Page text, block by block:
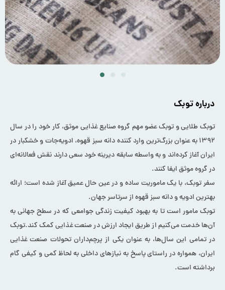
درباره توبک
توبک طلایی و توبک عضو مهم گروه صنایع غذایی موثق، کار خود را در سال
۱۳۹۲ به عنوان بزرگ‌ترین وارد کننده دانه سبز قهوه، ادویه‌جات و خشکبار در
ایران آغاز کرده‌اند و به واسطه سابقه دیرینه خود سعی دارند نقش فعالانه‌ای
در گروه موثق ایفا کنند.
سفر توبک، با یک ماموریت ساده و در عین حال عمیق آغاز شده است؛ ارائه
بهترین ادویه و دانه سبز قهوه از سرتاسر جهان.
توبک مامور است تا به بهبود کیفیت زندگی جوامعی که در سطح جهانی به
آن‌ها خدمت می‌کنیم از طریق ایجاد ارزش در صنعت غذایی کمک کند.توبک
در تمامی این سال‌ها، به عنوان یکی از پرچم‌داران تحولات صنعت غذایی
ایران، همواره در راستای پاسخ به نیازهای داخلی به لحاظ کمی و کیفی گام
برداشته است.